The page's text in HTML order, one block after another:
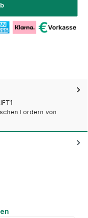
Fördern von